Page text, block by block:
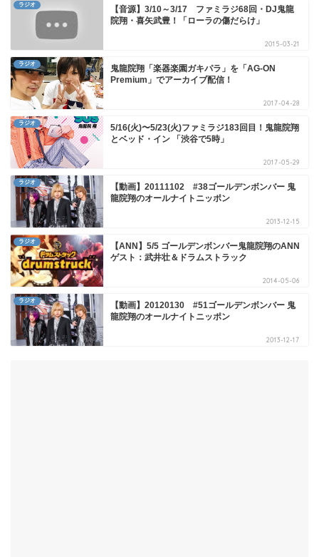
ラジオ
【音源】3/10～3/17 ファミラジ68回・DJ鬼龍
院翔・喜矢武豊！「ローラの傷だらけ」
2015-03-21
ラジオ
鬼龍院翔「楽器楽園ガキパラ」を「AG-ON
Premium」でアーカイブ配信！
2017-04-28
ラジオ
5/16(火)〜5/23(火)ファミラジ183回目！鬼龍院翔
とベッド・イン 「渋谷で5時」
2017-05-29
ラジオ
【動画】20111102 #38ゴールデンボンバー 鬼
龍院翔のオールナイトニッポン
2013-12-15
ラジオ
【ANN】5/5 ゴールデンボンバー鬼龍院翔のANN
ゲスト：武井壮＆ドラムストラック
2014-05-06
ラジオ
【動画】20120130 #51ゴールデンボンバー 鬼
龍院翔のオールナイトニッポン
2013-12-17